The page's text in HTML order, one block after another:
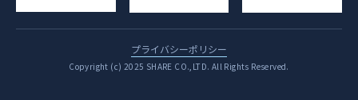
プライバシーポリシー
Copyright (c) 2025 SHARE CO.,LTD. All Rights Reserved.